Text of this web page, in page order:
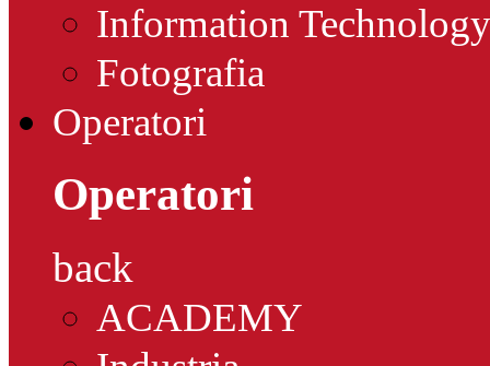
Information Technology
Fotografia
Operatori
Operatori
back
ACADEMY